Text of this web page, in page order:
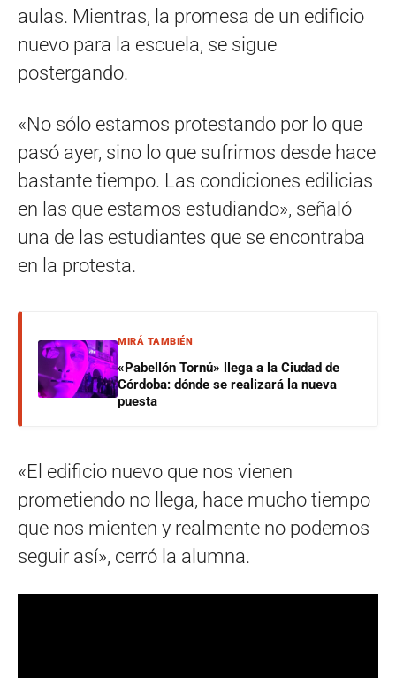
aulas. Mientras, la promesa de un edificio
nuevo para la escuela, se sigue
postergando.
«No sólo estamos protestando por lo que
pasó ayer, sino lo que sufrimos desde hace
bastante tiempo. Las condiciones edilicias
en las que estamos estudiando», señaló
una de las estudiantes que se encontraba
en la protesta.
MIRÁ TAMBIÉN
«Pabellón Tornú» llega a la Ciudad de
Córdoba: dónde se realizará la nueva
puesta
«El edificio nuevo que nos vienen
prometiendo no llega, hace mucho tiempo
que nos mienten y realmente no podemos
seguir así», cerró la alumna.